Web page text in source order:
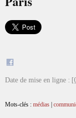
Date de mise en ligne :
Mots-clés : médias|